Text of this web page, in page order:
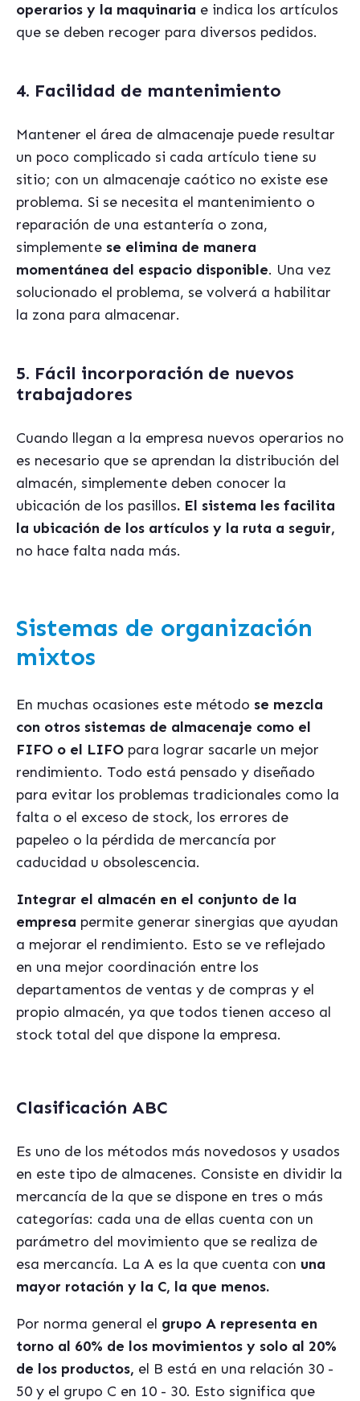
operarios y la maquinaria e indica los artículos
que se deben recoger para diversos pedidos.
4. Facilidad de mantenimiento
Mantener el área de almacenaje puede resultar
un poco complicado si cada artículo tiene su
sitio; con un almacenaje caótico no existe ese
problema. Si se necesita el mantenimiento o
reparación de una estantería o zona,
simplemente se elimina de manera
momentánea del espacio disponible. Una vez
solucionado el problema, se volverá a habilitar
la zona para almacenar.
5. Fácil incorporación de nuevos
trabajadores
Cuando llegan a la empresa nuevos operarios no
es necesario que se aprendan la distribución del
almacén, simplemente deben conocer la
ubicación de los pasillos. El sistema les facilita
la ubicación de los artículos y la ruta a seguir,
no hace falta nada más.
Sistemas de organización
mixtos
En muchas ocasiones este método se mezcla
con otros sistemas de almacenaje como el
FIFO o el LIFO para lograr sacarle un mejor
rendimiento. Todo está pensado y diseñado
para evitar los problemas tradicionales como la
falta o el exceso de stock, los errores de
papeleo o la pérdida de mercancía por
caducidad u obsolescencia.
Integrar el almacén en el conjunto de la
empresa permite generar sinergias que ayudan
a mejorar el rendimiento. Esto se ve reflejado
en una mejor coordinación entre los
departamentos de ventas y de compras y el
propio almacén, ya que todos tienen acceso al
stock total del que dispone la empresa.
Clasificación ABC
Es uno de los métodos más novedosos y usados
en este tipo de almacenes. Consiste en dividir la
mercancía de la que se dispone en tres o más
categorías: cada una de ellas cuenta con un
parámetro del movimiento que se realiza de
esa mercancía. La A es la que cuenta con una
mayor rotación y la C, la que menos.
Por norma general el grupo A representa en
torno al 60% de los movimientos y solo al 20%
de los productos, el B está en una relación 30 -
50 y el grupo C en 10 - 30. Esto significa que